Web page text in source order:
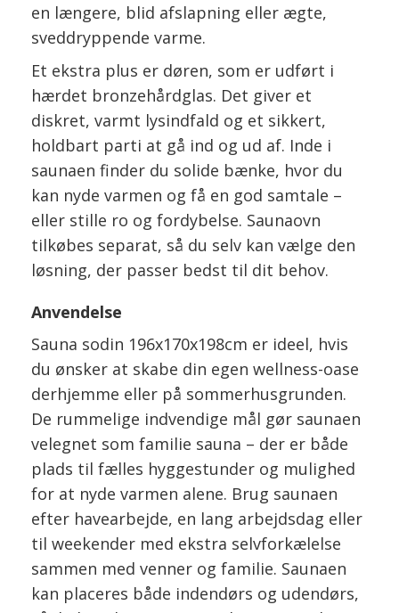
en længere, blid afslapning eller ægte,
sveddryppende varme.
Et ekstra plus er døren, som er udført i
hærdet bronzehårdglas. Det giver et
diskret, varmt lysindfald og et sikkert,
holdbart parti at gå ind og ud af. Inde i
saunaen finder du solide bænke, hvor du
kan nyde varmen og få en god samtale –
eller stille ro og fordybelse. Saunaovn
tilkøbes separat, så du selv kan vælge den
løsning, der passer bedst til dit behov.
Anvendelse
Sauna sodin 196x170x198cm er ideel, hvis
du ønsker at skabe din egen wellness-oase
derhjemme eller på sommerhusgrunden.
De rummelige indvendige mål gør saunaen
velegnet som familie sauna – der er både
plads til fælles hyggestunder og mulighed
for at nyde varmen alene. Brug saunaen
efter havearbejde, en lang arbejdsdag eller
til weekender med ekstra selvforkælelse
sammen med venner og familie. Saunaen
kan placeres både indendørs og udendørs,